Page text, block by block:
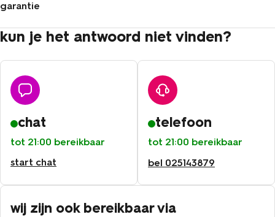
garantie
kun je het antwoord niet vinden?
chat
tot 21:00 bereikbaar
start chat
telefoon
tot 21:00 bereikbaar
bel 025143879
wij zijn ook bereikbaar via